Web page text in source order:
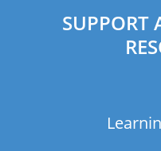
SUPPORT